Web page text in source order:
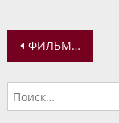
Навигация
по
записям
ФИЛЬМ ТЕЛЕСТУДИИ «СЛЕДОПЫТ» ЗАНЯЛ 1 МЕСТО НА ФЕСТИВАЛЕ ШКОЛЬНЫХ И МОЛОДЕЖНЫХ ФИЛЬМОВ